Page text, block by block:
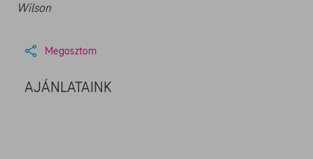
Wilson
Megosztom
AJÁNLATAINK